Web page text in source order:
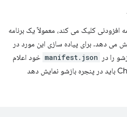
افزودنی کلیک می کند، معمولاً یک برنامه
می دهد. برای پیاده سازی این مورد در
را در
manifest.json خود اعلام
کنید و محتوایی را که Chrome باید در پنجره بازشو نمایش دهد